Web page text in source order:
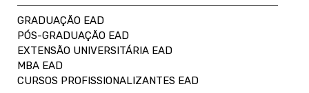
GRADUAÇÃO EAD
PÓS-GRADUAÇÃO EAD
EXTENSÃO UNIVERSITÁRIA EAD
MBA EAD
CURSOS PROFISSIONALIZANTES EAD